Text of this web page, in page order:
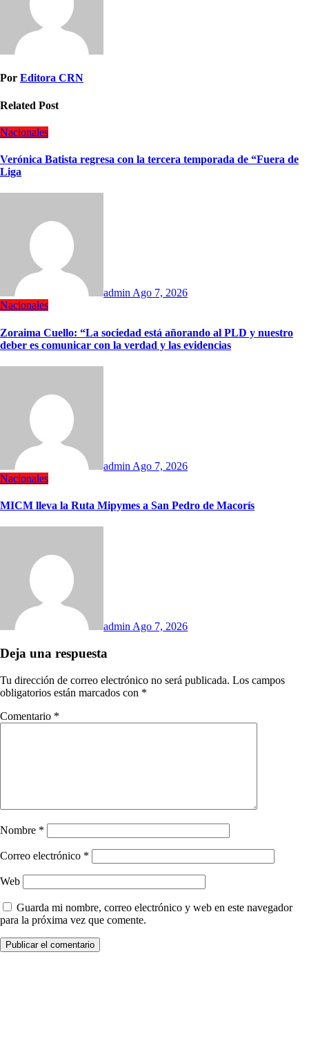
Por Editora CRN
Related Post
Nacionales
Verónica Batista regresa con la tercera temporada de “Fuera de
Liga
admin Ago 7, 2026
Nacionales
Zoraima Cuello: “La sociedad está añorando al PLD y nuestro
deber es comunicar con la verdad y las evidencias
admin Ago 7, 2026
Nacionales
MICM lleva la Ruta Mipymes a San Pedro de Macorís
adminAgo 7, 2026
Deja una respuesta
Tu dirección de correo electrónico no será publicada. Los campos
obligatorios están marcados con *
Comentario *
Nombre *
Correo electrónico *
Web
Guarda mi nombre, correo electrónico y web en este navegador
para la próxima vez que comente.